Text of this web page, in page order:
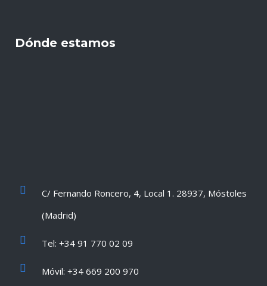
Dónde estamos
C/ Fernando Roncero, 4, Local 1. 28937, Móstoles
(Madrid)
Tel: +34 91 770 02 09
Móvil: +34 669 200 970